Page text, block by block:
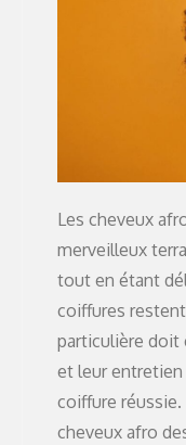
Les cheveux
merveilleux
tout en étant
coiffures
particulière doit
et leur
coiffure
cheveux afro